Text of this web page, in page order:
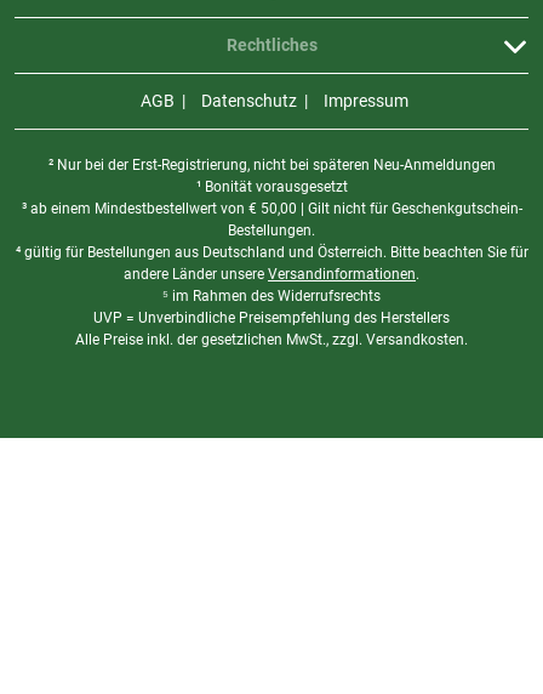
Rechtliches
AGB Datenschutz Impressum
² Nur bei der Erst-Registrierung, nicht bei späteren Neu-Anmeldungen
¹ Bonität vorausgesetzt
³ ab einem Mindestbestellwert von € 50,00 | Gilt nicht für Geschenkgutschein-
Bestellungen.
⁴ gültig für Bestellungen aus Deutschland und Österreich. Bitte beachten Sie für
andere Länder unsere Versandinformationen.
⁵ im Rahmen des Widerrufsrechts
UVP = Unverbindliche Preisempfehlung des Herstellers
Alle Preise inkl. der gesetzlichen MwSt., zzgl. Versandkosten.